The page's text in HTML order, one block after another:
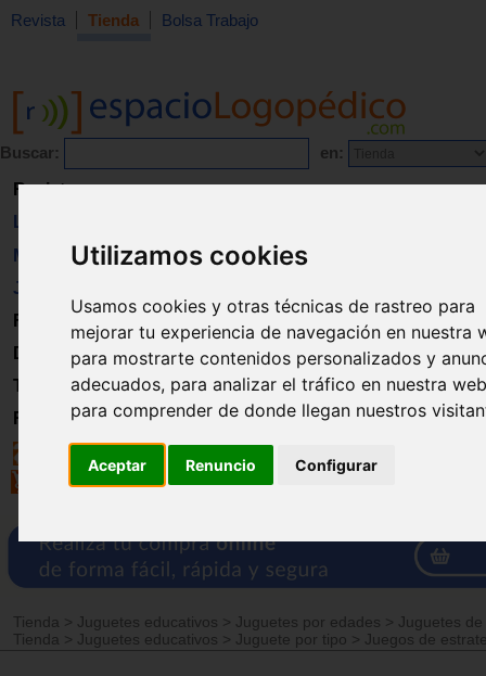
Utilizamos cookies
Usamos cookies y otras técnicas de rastreo para
mejorar tu experiencia de navegación en nuestra
para mostrarte contenidos personalizados y
adecuados, para analizar el tráfico en nuestra
para comprender de donde llegan nuestros
Aceptar Renuncio Configurar
Revista Tienda Bolsa Trabajo
Buscar: en:
Revista
Libros
Material
Juguetes
Formación
Directorio
Trabajo
Registro
Tienda > Juguetes educativos > Juguetes por edades > Juguetes
Tienda
> Juguetes educativos > Juguete por tipo > Juegos de